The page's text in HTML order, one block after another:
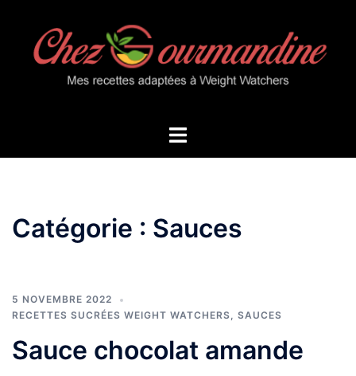
contenu
Ouvrir/fermer
Catégorie : Sauces
5 NOVEMBRE 2022
RECETTES SUCRÉES WEIGHT WATCHERS, SAUCES
Sauce chocolat amande